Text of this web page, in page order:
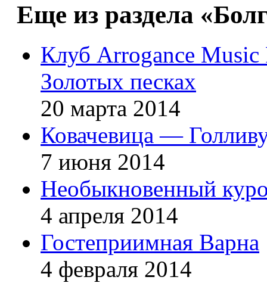
Еще из раздела
Клуб Arrogance
Золотых песках
20 марта 2014
Ковачевица —
7 июня 2014
Необыкновенный
4 апреля 2014
Гостеприимная Варна
4 февраля 2014